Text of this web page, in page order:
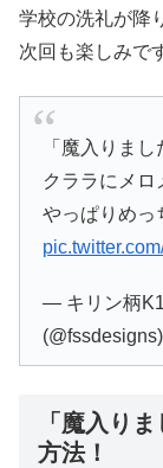
学校の洗礼が降
次回も楽しみで
「魔入りま
クララにメロ
やっぱりめっ
— キリン柄
(@fssdesigns)
「魔入り
方法！